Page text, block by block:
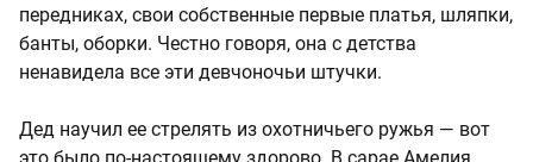
передниках, свои собственные первые платья, шляпки,
банты, оборки. Честно говоря, она с детства
ненавидела все эти девчоночьи штучки.
Дед научил ее стрелять из охотничьего ружья — вот
это было по-настоящему здорово. В сарае Амелия